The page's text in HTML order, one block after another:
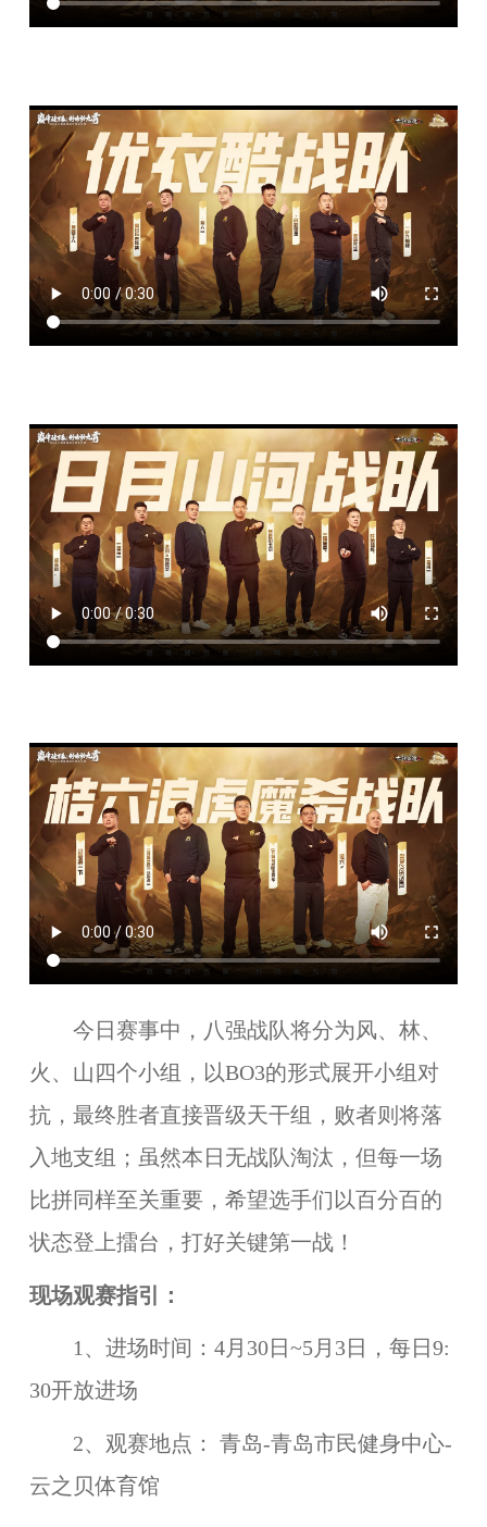
今日赛事中，八强战队将分为风、林、
火、山四个小组，以BO3的形式展开小组对
抗，最终胜者直接晋级天干组，败者则将落
入地支组；虽然本日无战队淘汰，但每一场
比拼同样至关重要，希望选手们以百分百的
状态登上擂台，打好关键第一战！
现场观赛指引：
1、进场时间：4月30日~5月3日，每日9:
30开放进场
2、观赛地点： 青岛-青岛市民健身中心-
云之贝体育馆